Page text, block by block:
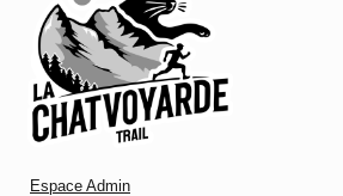
Espace Admin